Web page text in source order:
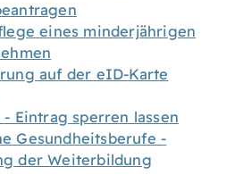
eines minderjährigen
auf der eID-Karte
Eintrag sperren lassen
Gesundheitsberufe -
der Weiterbildung